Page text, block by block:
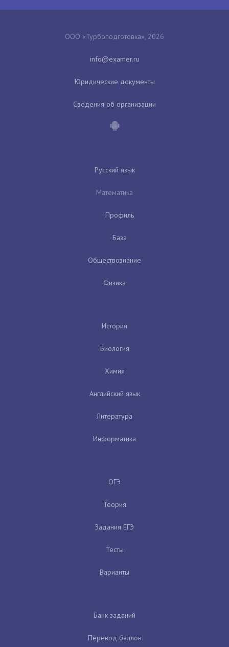
ООО «Турбоподготовка», 2026
Юридические документы
Сведения об организации
Русский язык
Математика
Профиль
База
Обществознание
Физика
История
Биология
Химия
Английский язык
Литература
Информатика
ОГЭ
Теория
Задания ЕГЭ
Тесты
Варианты
Банк заданий
Перевод баллов